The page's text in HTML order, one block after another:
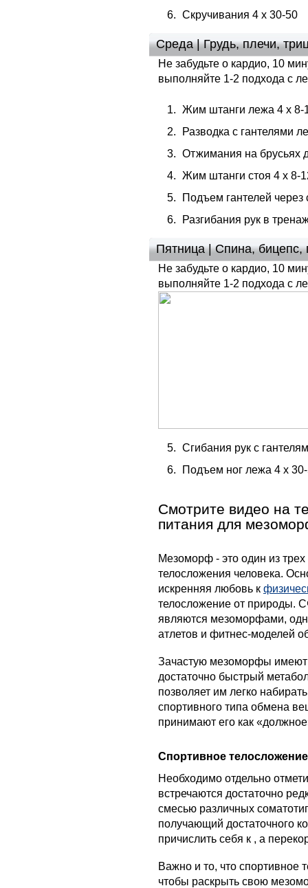
Скручивания 4 х 30-50
Среда | Грудь, плечи,
Не забудьте о кардио, 10
выполняйте 1-2 подхода с
Жим штанги лежа 4 х 8-
Разводка с гантелями
Отжимания на брусьях
Жим штанги стоя 4 х 8-
Подъем гантелей через
Разгибания рук в
Пятница | Спина, бицепс,
Не забудьте о кардио, 10
выполняйте 1-2 подхода с
Сгибания рук с
Подъем ног лежа 4 х
Смотрите видео на
питания для
Мезоморф - это один из
телосложения человека.
искренняя любовь к
телосложение от природы.
являются мезоморфами,
атлетов и фитнес-моделей
Зачастую мезоморфы
достаточно быстрый
позволяет им легко
спортивного типа обмена
принимают его как
Спортивное
Необходимо отдельно
встречаются достаточно
смесью различных
получающий достаточного
причислить себя к , а
Важно и то, что спортивное
чтобы раскрыть свою